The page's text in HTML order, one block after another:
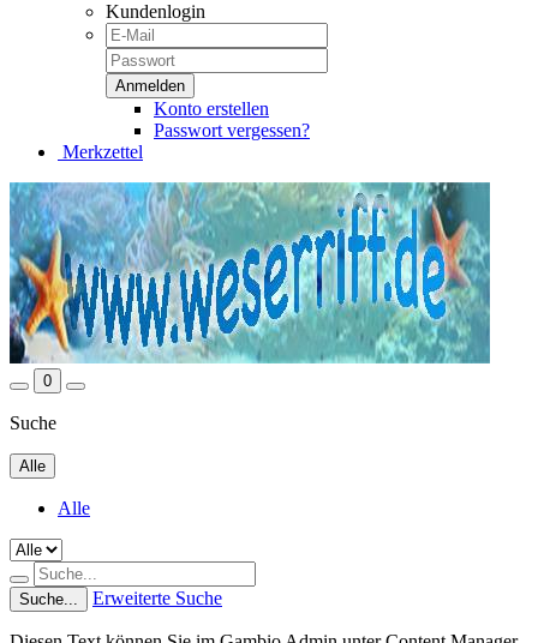
Kundenlogin
Konto erstellen
Passwort vergessen?
Merkzettel
0
Suche
Alle
Alle
Suche... Erweiterte Suche